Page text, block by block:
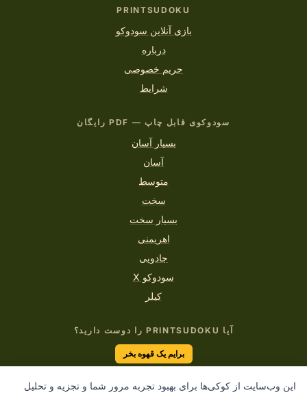
این وب‌سایت از کوکی‌ها برای بهبود تجربه مرور شما و تجزیه و تحلیل
PRINTSUDOKU
بازی آنلاین سودوکو
درباره
حریم خصوصی
شرایط
سودوکوی قابل چاپ — PDF رایگان
بسیار آسان
آسان
متوسط
سخت
بسیار سخت
اهریمنی
جادویی
سودوکو X
کیلر
آیا PRINTSUDOKU را دوست دارید؟
برایم یک قهوه بخر